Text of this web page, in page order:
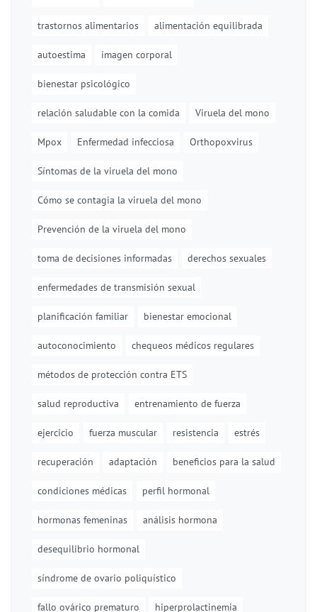
trastornos alimentarios alimentación equilibrada
autoestima imagen corporal
bienestar psicológico
relación saludable con la comida Viruela del mono
Mpox Enfermedad infecciosa Orthopoxvirus
Síntomas de la viruela del mono
Cómo se contagia la viruela del mono
Prevención de la viruela del mono
toma de decisiones informadas derechos sexuales
enfermedades de transmisión sexual
planificación familiar bienestar emocional
autoconocimiento chequeos médicos regulares
métodos de protección contra ETS
salud reproductiva entrenamiento de fuerza
ejercicio fuerza muscular resistencia estrés
recuperación adaptación beneficios para la salud
condiciones médicas perfil hormonal
hormonas femeninas análisis hormona
desequilibrio hormonal
síndrome de ovario poliquístico
fallo ovárico prematuro hiperprolactinemia